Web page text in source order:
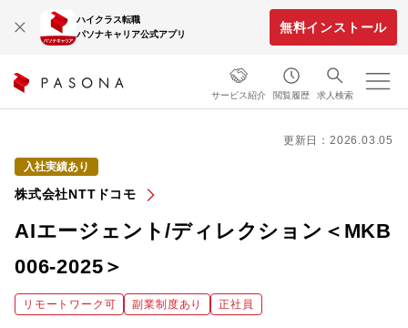
ハイクラス転職
パソナキャリア公式アプリ
無料インストール
サービス紹介 閲覧履歴 求人検索
更新日：2026.03.05
入社実績あり
株式会社NTTドコモ
AIエージェント/ディレクション＜MKB
006-2025＞
リモートワーク可 副業制度あり 正社員